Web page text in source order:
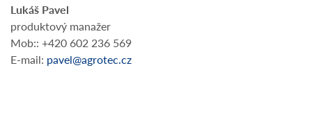
Lukáš Pavel
produktový manažer
Mob:: +420 602 236 569
E-mail: pavel@agrotec.cz